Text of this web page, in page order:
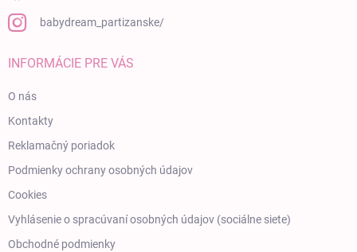
babydream_partizanske/
INFORMÁCIE PRE VÁS
O nás
Kontakty
Reklamačný poriadok
Podmienky ochrany osobných údajov
Cookies
Vyhlásenie o spracúvaní osobných údajov (sociálne siete)
Obchodné podmienky